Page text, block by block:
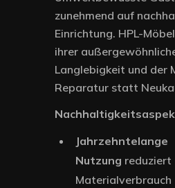
zunehmend auf
Einrichtung. HPL-
ihrer
Langlebigkeit und der
Reparatur statt
Jahrzehntelange
Nutzung reduziert
Materialverbrauch